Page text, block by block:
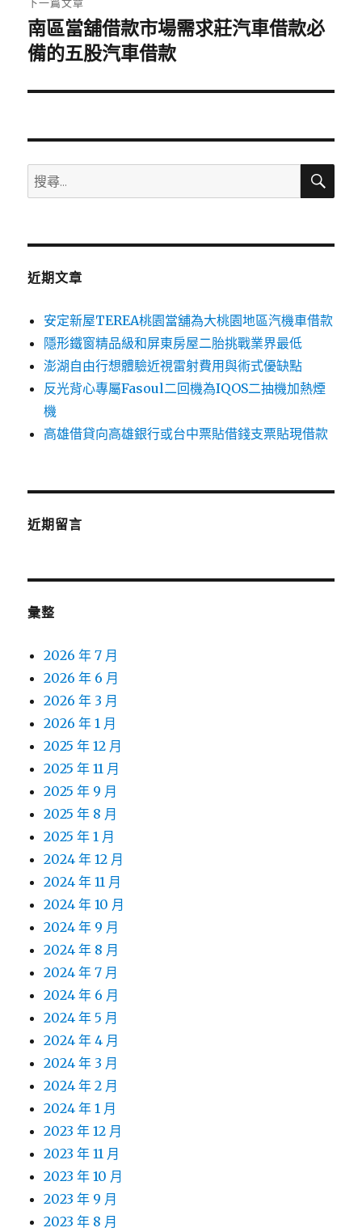
下
一
文
南區當舖借款市場需求莊汽車借款必
備的五股汽車借款
搜
尋
鍵
搜
近期文章
安定新屋TEREA桃園當舖為大桃園地區汽機車借款
隱形鐵窗精品級和屏東房屋二胎挑戰業界最低
澎湖自由行想體驗近視雷射費用與術式優缺點
反光背心專屬Fasoul二回機為IQOS二抽機加熱煙
機
高雄借貸向高雄銀行或台中票貼借錢支票貼現借款
近期留言
彙整
2026 年 7 月
2026 年 6 月
2026 年 3 月
2026 年 1 月
2025 年 12 月
2025 年 11 月
2025 年 9 月
2025 年 8 月
2025 年 1 月
2024 年 12 月
2024 年 11 月
2024 年 10 月
2024 年 9 月
2024 年 8 月
2024 年 7 月
2024 年 6 月
2024 年 5 月
2024 年 4 月
2024 年 3 月
2024 年 2 月
2024 年 1 月
2023 年 12 月
2023 年 11 月
2023 年 10 月
2023 年 9 月
2023 年 8 月